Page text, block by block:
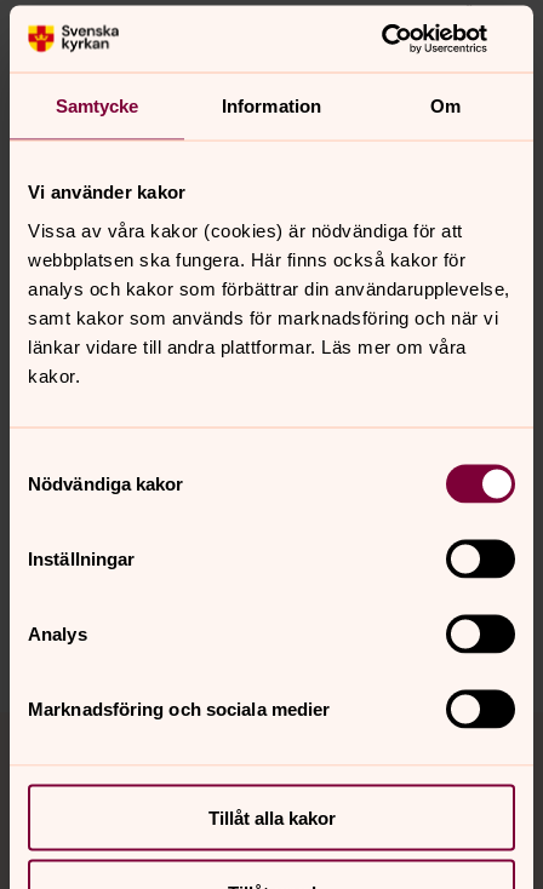
Samtycke Information Om
Vi använder kakor
Vissa av våra kakor (cookies) är nödvändiga för att
webbplatsen ska fungera. Här finns också kakor för
analys och kakor som förbättrar din användarupplevelse,
samt kakor som används för marknadsföring och när vi
länkar vidare till andra plattformar. Läs mer om våra
kakor.
Nödvändiga kakor
Inställningar
Analys
Marknadsföring och sociala medier
Tillåt alla kakor
Sön 2 jan kl. 10.00 Högmässa med söndagsskola i Örby
kyrka, Skredsvik
Tors 6 jan kl. 16.00 Gudstjänst i Skene kyrka, Alpner
Sön 9 jan kl. 10.00 Gudstjänst med söndagsskola i Örby
kyrka, Alpner
Sön 9 jan kl. 11.00 Högmässa i Skene kyrka, Sven-Olof
Johansson
innehåll?
Dela
Tillbaka till toppen
Tillbaka till innehållet
Kontakt